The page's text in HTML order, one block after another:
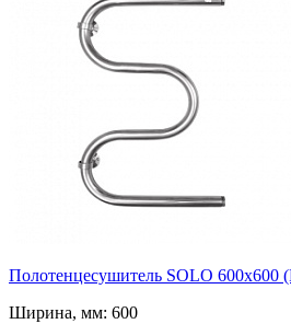
Полотенцесушитель SOLO 600x600
Ширина, мм: 600